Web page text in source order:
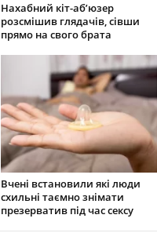
Нахабний кіт-аб’юзер
розсмішив глядачів, сівши
прямо на свого брата
Вчені встановили які люди
схильні таємно знімати
презерватив під час сексу